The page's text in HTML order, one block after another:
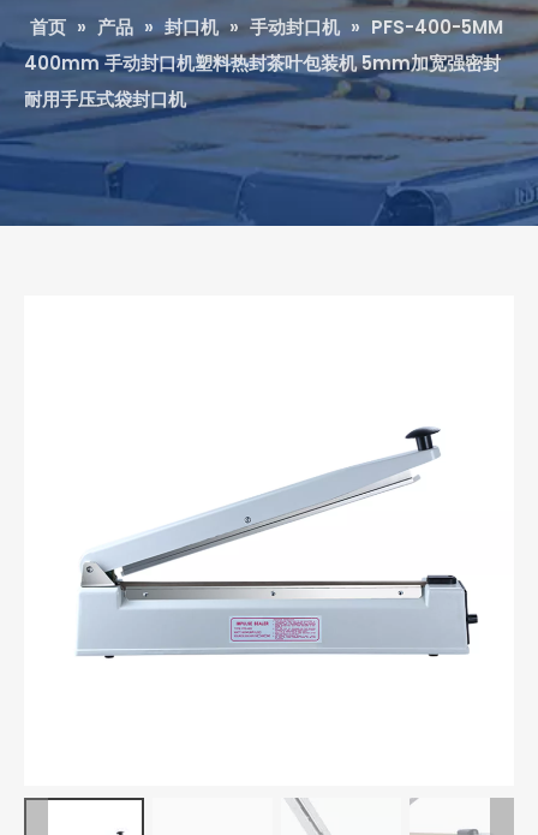
首页 » 产品 » 封口机 » 手动封口机 » PFS-400-5MM
400mm 手动封口机塑料热封茶叶包装机 5mm加宽强密封
耐用手压式袋封口机‌